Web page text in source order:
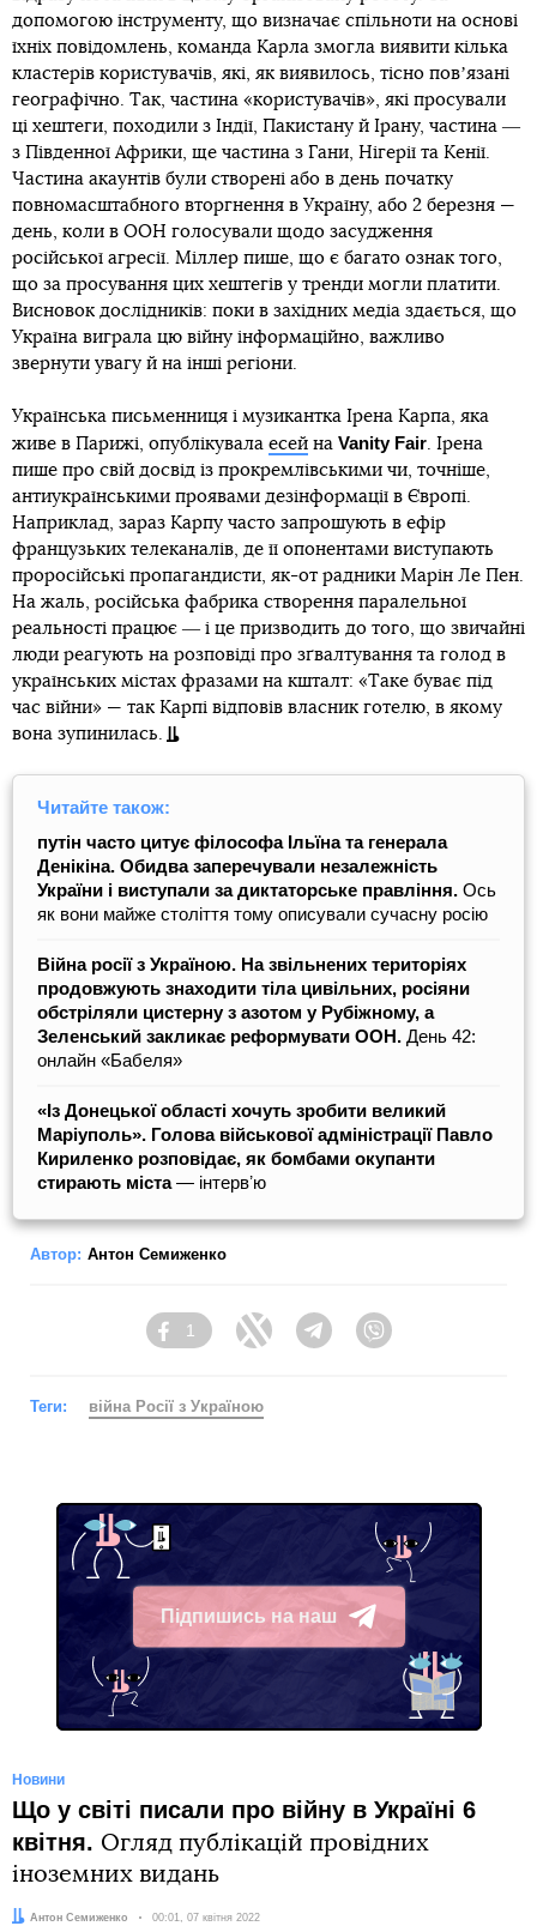
допомогою інструменту, що визначає спільноти на основі
їхніх повідомлень, команда Карла змогла виявити кілька
кластерів користувачів, які, як виявилось, тісно повʼязані
географічно. Так, частина «користувачів», які просували
ці хештеги, походили з Індії, Пакистану й Ірану, частина ―
з Південної Африки, ще частина з Гани, Нігерії та Кенії.
Частина акаунтів були створені або в день початку
повномасштабного вторгнення в Україну, або 2 березня —
день, коли в ООН голосували щодо засудження
російської агресії. Міллер пише, що є багато ознак того,
що за просування цих хештегів у тренди могли платити.
Висновок дослідників: поки в західних медіа здається, що
Україна виграла цю війну інформаційно, важливо
звернути увагу й на інші регіони.
Українська письменниця і музикантка Ірена Карпа, яка
живе в Парижі, опублікувала есей на Vanity Fair. Ірена
пише про свій досвід із прокремлівськими чи, точніше,
антиукраїнськими проявами дезінформації в Європі.
Наприклад, зараз Карпу часто запрошують в ефір
французьких телеканалів, де її опонентами виступають
проросійські пропагандисти, як-от радники Марін Ле Пен.
На жаль, російська фабрика створення паралельної
реальності працює ― і це призводить до того, що звичайні
люди реагують на розповіді про зґвалтування та голод в
українських містах фразами на кшталт: «Таке буває під
час війни» — так Карпі відповів власник готелю, в якому
вона зупинилась.
Читайте також:
путін часто цитує філософа Ільїна та генерала
Денікіна. Обидва заперечували незалежність
України і виступали за диктаторське правління. Ось
як вони майже століття тому описували сучасну росію
Війна росії з Україною. На звільнених територіях
продовжують знаходити тіла цивільних, росіяни
обстріляли цистерну з азотом у Рубіжному, а
Зеленський закликає реформувати ООН. День 42:
онлайн «Бабеля»
«Із Донецької області хочуть зробити великий
Маріуполь». Голова військової адміністрації Павло
Кириленко розповідає, як бомбами окупанти
стирають міста― інтервʼю
Автор: Антон Семиженко
Facebook
1
Twitter TelegramViber
Теги: війна Росії з Україною
Підпишись на наш
Telegram
Новини
Що у світі писали про війну в Україні 6
квітня. Огляд публікацій провідних
іноземних видань
Автор:
Антон Семиженко Дата:
00:01, 07 квітня 2022